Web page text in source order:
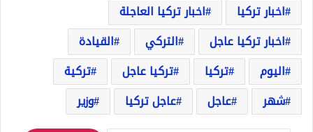
اخبار تركيا
اخبار تركيا العاجلة
اخبار تركيا عاجل
التركي
القيادة
اليوم
تركيا تركيا عاجل
تركية
شهر
عاجل عاجل تركيا وزير